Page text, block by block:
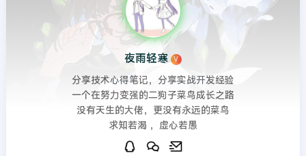
夜雨轻寒 V
分享技术心得笔记，分享实战开发经验
一个在努力变强的二狗子菜鸟成长之路
没有天生的大佬，更没有永远的菜鸟
求知若渴 ，虚心若愚